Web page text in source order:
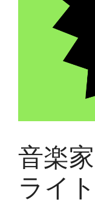
音楽
ライト